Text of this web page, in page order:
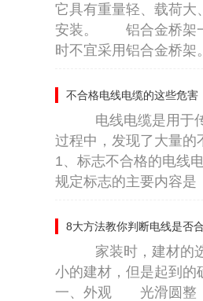
它具有重量轻、载荷大
安装。 铝合金桥架一
时不宜采用铝合金桥
不合格电线电缆的这些危害
电线电缆是用于传
过程中，发现了大量
1、标志不合格的电线
规定标志的主要内容是
8大方法教你判断电线是否
家装时，建材的选
小的建材，但是起到
一、外观 光滑圆整，